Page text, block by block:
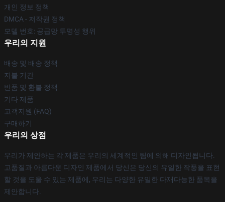
개인 정보 정책
DMCA - 저작권 정책
모델 번호: 공급망 투명성 행위
우리의 지원
배송 및 배송 정책
지불 기간
반품 및 환불 정책
기타 제품
고객지원 (FAQ)
구매하기
우리의 상점
우리가 제안하는 각 제품은 우리의 세계적인 팀에 의해 디자인됩니다.
고품질과 아름다운 디자인 제품에서 당신은 당신의 유일한 작풍을 표현
할 것을 도울 수 있는 제품에, 우리는 다양한 유일한 다재다능한 품목을
제안합니다.